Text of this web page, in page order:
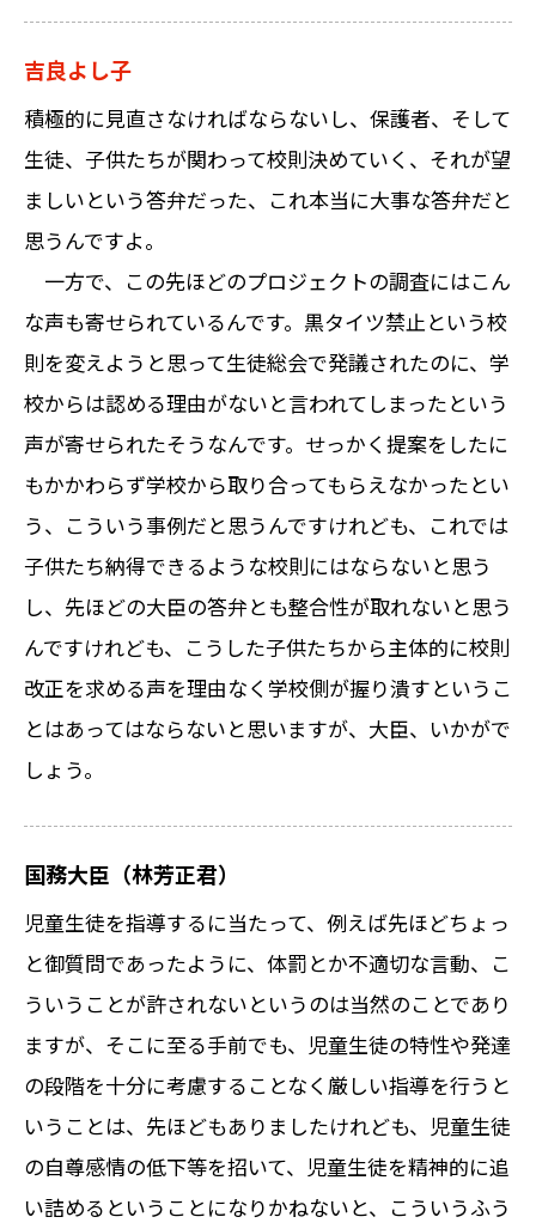
吉良よし子
積極的に見直さなければならないし、保護者、そして
生徒、子供たちが関わって校則決めていく、それが望
ましいという答弁だった、これ本当に大事な答弁だと
思うんですよ。
一方で、この先ほどのプロジェクトの調査にはこん
な声も寄せられているんです。黒タイツ禁止という校
則を変えようと思って生徒総会で発議されたのに、学
校からは認める理由がないと言われてしまったという
声が寄せられたそうなんです。せっかく提案をしたに
もかかわらず学校から取り合ってもらえなかったとい
う、こういう事例だと思うんですけれども、これでは
子供たち納得できるような校則にはならないと思う
し、先ほどの大臣の答弁とも整合性が取れないと思う
んですけれども、こうした子供たちから主体的に校則
改正を求める声を理由なく学校側が握り潰すというこ
とはあってはならないと思いますが、大臣、いかがで
しょう。
国務大臣（林芳正君）
児童生徒を指導するに当たって、例えば先ほどちょっ
と御質問であったように、体罰とか不適切な言動、こ
ういうことが許されないというのは当然のことであり
ますが、そこに至る手前でも、児童生徒の特性や発達
の段階を十分に考慮することなく厳しい指導を行うと
いうことは、先ほどもありましたけれども、児童生徒
の自尊感情の低下等を招いて、児童生徒を精神的に追
い詰めるということになりかねないと、こういうふう